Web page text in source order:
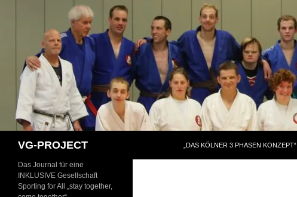
VG-PROJECT „DAS KÖLNER 3 PHASEN KONZEPT“
Das Journal für eine
INKLUSIVE Gesellschaft
Sporting for All „stay together,